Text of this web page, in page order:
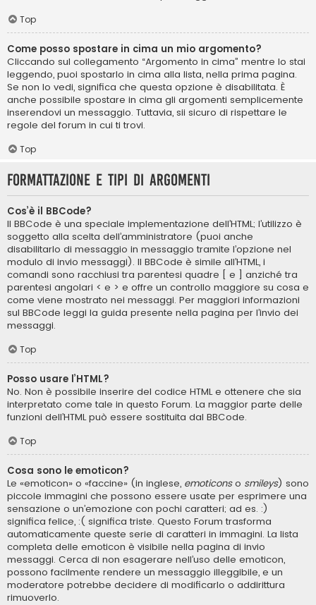
Top
Come posso spostare in cima un mio argomento?
Cliccando sul collegamento “Argomento in cima” mentre lo stai
leggendo, puoi spostarlo in cima alla lista, nella prima pagina.
Se non lo vedi, significa che questa opzione è disabilitata. È
anche possibile spostare in cima gli argomenti semplicemente
inserendovi un messaggio. Tuttavia, sii sicuro di rispettare le
regole del forum in cui ti trovi.
Top
Formattazione e tipi di argomenti
Cos’è il BBCode?
Il BBCode è una speciale implementazione dell’HTML; l’utilizzo è
soggetto alla scelta dell’amministratore (puoi anche
disabilitarlo di messaggio in messaggio tramite l’opzione nel
modulo di invio messaggi). Il BBCode è simile all’HTML, i
comandi sono racchiusi tra parentesi quadre [ e ] anziché tra
parentesi angolari < e > e offre un controllo maggiore su cosa e
come viene mostrato nei messaggi. Per maggiori informazioni
sul BBCode leggi la guida presente nella pagina per l’invio dei
messaggi.
Top
Posso usare l’HTML?
No. Non è possibile inserire del codice HTML e ottenere che sia
interpretato come tale in questo Forum. La maggior parte delle
funzioni dell’HTML può essere sostituita dal BBCode.
Top
Cosa sono le emoticon?
Le «emoticon» o «faccine» (in inglese, emoticonso smileys) sono
piccole immagini che possono essere usate per esprimere una
sensazione o un’emozione con pochi caratteri; ad es. :)
significa felice, :( significa triste. Questo Forum trasforma
automaticamente queste serie di caratteri in immagini. La lista
completa delle emoticon è visibile nella pagina di invio
messaggi. Cerca di non esagerare nell’uso delle emoticon,
possono facilmente rendere un messaggio illeggibile, e un
moderatore potrebbe decidere di modificarlo o addirittura
rimuoverlo.